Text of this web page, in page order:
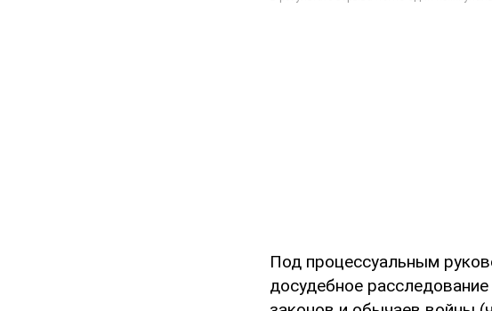
Под процессуальным
досудебное